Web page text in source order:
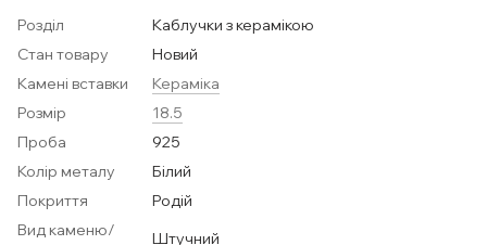
Розділ
Каблучки з керамікою
Стан товару
Новий
Камені вставки
Кераміка
Розмір
18.5
Проба
925
Колір металу
Білий
Покриття
Родій
Вид каменю/
Штучний